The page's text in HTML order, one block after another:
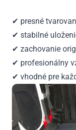
✔ presné
✔ stabilné
✔ zachovanie
✔ profesionálny
✔ vhodné pre